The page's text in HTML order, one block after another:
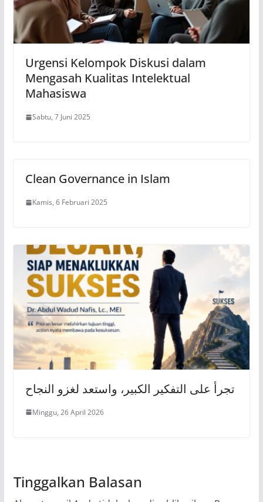
Urgensi Kelompok Diskusi dalam
Mengasah Kualitas Intelektual
Mahasiswa
Sabtu, 7 Juni 2025
Clean Governance in Islam
Kamis, 6 Februari 2025
تجرأ على التفكير الكبير، واستعد لغزو النجاح
Minggu, 26 April 2026
Tinggalkan Balasan